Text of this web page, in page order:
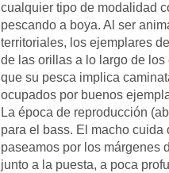
cualquier tipo de modalidad
pescando a boya. Al ser
territoriales, los ejemplares
de las orillas a lo largo de
que su pesca implica
ocupados por buenos
La época de reproducción
para el bass. El macho
paseamos por los márgenes
junto a la puesta, a poca